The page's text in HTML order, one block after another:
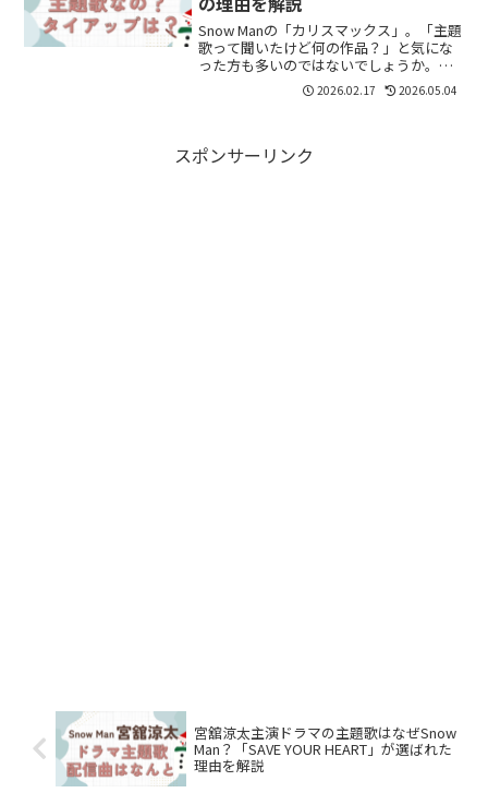
Snow Manの「カリスマックス」。「主題
歌って聞いたけど何の作品？」と気にな
った方も多いのではないでしょうか。結
論から言うと、「カリスマックス」はド
ラマや映画の主題歌ではありません。で
2026.02.17 2026.05.04
スポンサーリンク
宮舘涼太主演ドラマの主題歌はなぜSnow
Man？「SAVE YOUR HEART」が選ばれた
理由を解説